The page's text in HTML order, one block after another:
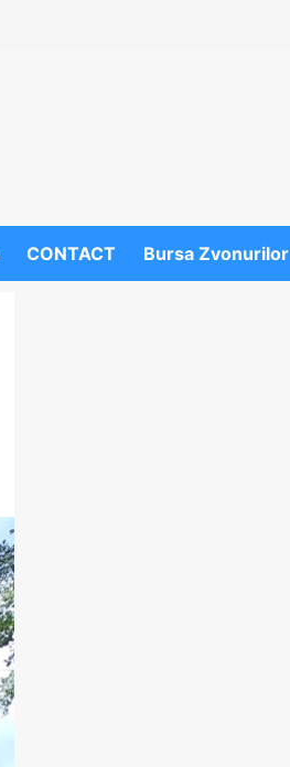
CONTACT Bursa Zvonurilor